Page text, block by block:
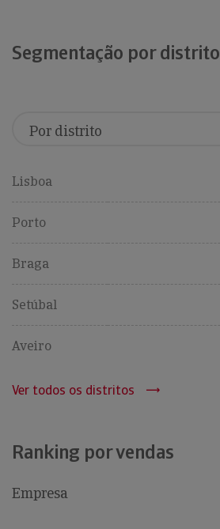
Segmentação por distrito
Lisboa
Porto
Braga
Setúbal
Aveiro
Ver todos os distritos
Ranking por vendas
Empresa